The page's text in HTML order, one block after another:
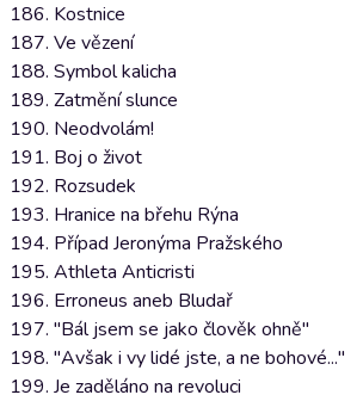
186. Kostnice
187. Ve vězení
188. Symbol kalicha
189. Zatmění slunce
190. Neodvolám!
191. Boj o život
192. Rozsudek
193. Hranice na břehu Rýna
194. Případ Jeronýma Pražského
195. Athleta Anticristi
196. Erroneus aneb Bludař
197. "Bál jsem se jako člověk ohně"
198. "Avšak i vy lidé jste, a ne bohové..."
199. Je zaděláno na revoluci